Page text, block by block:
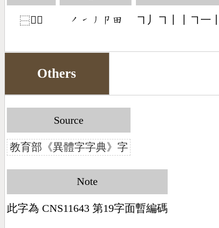
⿱𠨍田 󶀄󶀁󶀃󶁊󶄬 ㇕丿㇕丨丨㇕一
Others
Source
教育部《異體字字典》字
Note
此字為 CNS11643 第19字面暫編碼